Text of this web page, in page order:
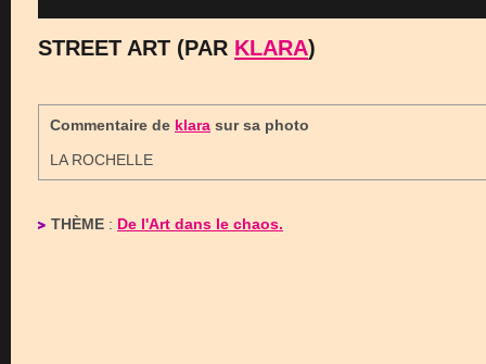
STREET ART (PAR KLARA)
Commentaire de klara sur sa photo
LA ROCHELLE
THÈME : De l'Art dans le chaos.